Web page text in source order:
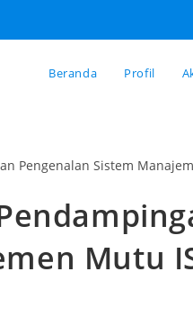
Beranda Profil
Mutu